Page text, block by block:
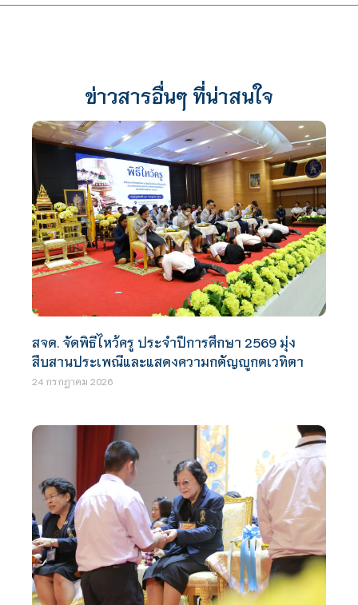
ข่าวสารอื่นๆ ที่น่าสนใจ
สจด. จัดพิธีไหว้ครู ประจำปีการศึกษา 2569 มุ่ง
สืบสานประเพณีและแสดงความกตัญญูกตเวทิตา
24 กรกฎาคม 2026